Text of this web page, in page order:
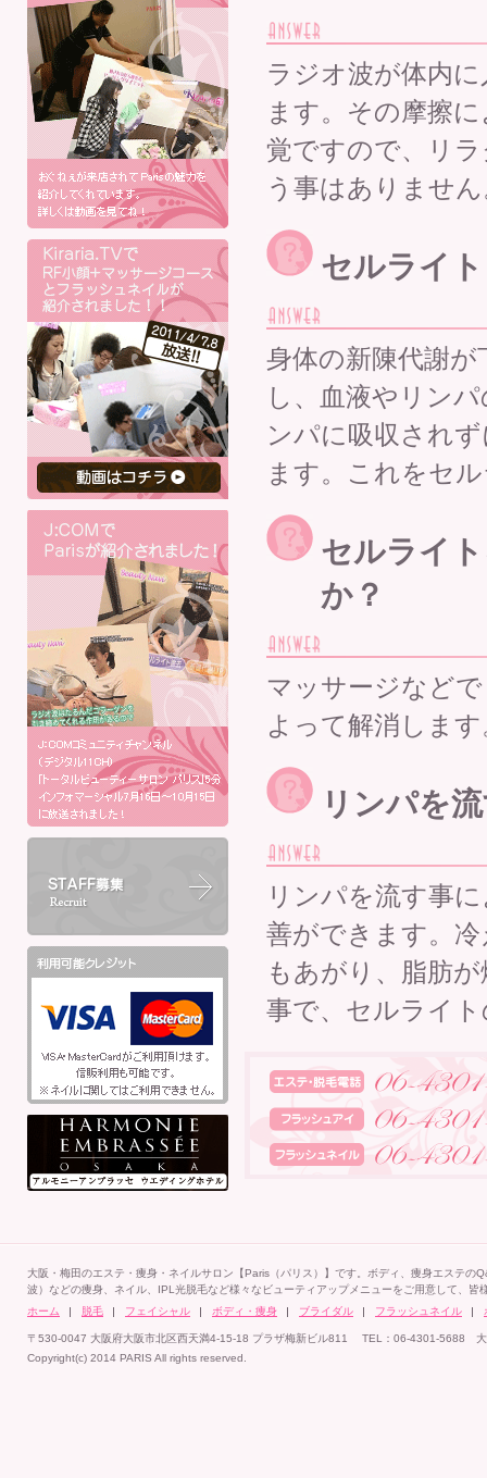
ラジオ波が体内
ます。その摩擦
覚ですので、リ
う事はありませ
セルライ
身体の新陳代謝
し、血液やリン
ンパに吸収され
ます。これをセ
セルライ
か？
マッサージなど
よって解消します
リンパを
リンパを流す事
善ができます。
もあがり、脂肪
事で、セルライ
大阪・梅田のエステ・痩身・ネイルサロン【Paris（パリス）】です。ボディ、痩身エステ
波）などの痩身、ネイル、IPL光脱毛など様々なビューティアップメニューをご用意して、皆
ホーム
脱毛 フェイシャル ボディ・痩身 ブライダル フラッシュネイル
〒530-0047 大阪府大阪市北区西天満4-15-18 プラザ梅新ビル811 TEL：06-4301-5688 大
Copyright(c) 2014 PARIS All rights reserved.